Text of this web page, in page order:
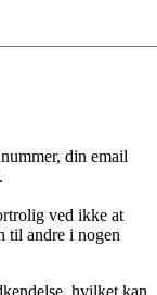
din email
ved ikke at
til andre i nogen
hvilket kan